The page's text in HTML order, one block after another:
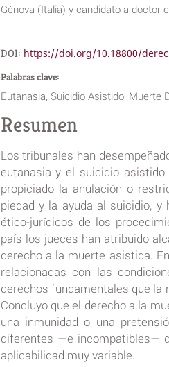
Génova (Italia) y candidato a doctor
DOI: https://doi.org/10.18800/
Palabras clave:
Eutanasia, Suicidio Asistido, Muerte
Resumen
Los tribunales han
eutanasia y el suicidio
propiciado la anulación o
piedad y la ayuda al suicidio,
ético-jurídicos de los
país los jueces han atribuido
derecho a la muerte asistida.
relacionadas con las
derechos fundamentales que la
Concluyo que el derecho a la
una inmunidad o una
diferentes —e incompatibles—
aplicabilidad muy variable.